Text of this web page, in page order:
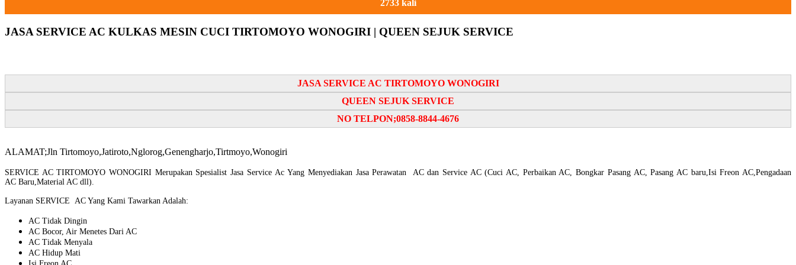
2733 kali
JASA SERVICE AC KULKAS MESIN CUCI TIRTOMOYO WONOGIRI | QUEEN SEJUK SERVICE
JASA SERVICE AC TIRTOMOYO WONOGIRI
QUEEN SEJUK SERVICE
NO TELPON;0858-8844-4676
ALAMAT;Jln Tirtomoyo,Jatiroto,Nglorog,Genengharjo,Tirtmoyo,Wonogiri
SERVICE AC TIRTOMOYO WONOGIRI Merupakan Spesialist Jasa Service Ac Yang Menyediakan Jasa Perawatan AC dan Service AC (Cuci AC, Perbaikan AC, Bongkar Pasang AC, Pasang AC baru,Isi Freon AC,Pengadaan
AC Baru,Material AC dll).
Layanan SERVICE AC Yang Kami Tawarkan Adalah:
AC Tidak Dingin
AC Bocor, Air Menetes Dari AC
AC Tidak Menyala
AC Hidup Mati